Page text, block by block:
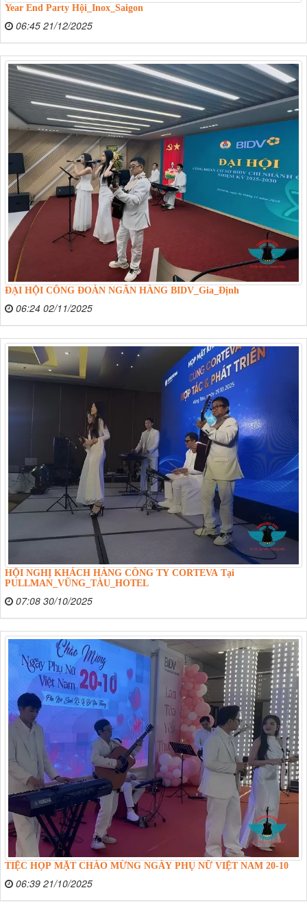
Year End Party Hội_Inox_Saigon
06:45 21/12/2025
ĐẠI HỘI CÔNG ĐOÀN NGÂN HÀNG BIDV_Gia_Định
06:24 02/11/2025
HỘI NGHỊ KHÁCH HÀNG CÔNG TY CORTEVA Tại
PULLMAN_VŨNG_TÀU_HOTEL
07:08 30/10/2025
TIỆC HỌP MẶT CHÀO MỪNG NGÀY PHỤ NỮ VIỆT NAM 20-10
06:39 21/10/2025